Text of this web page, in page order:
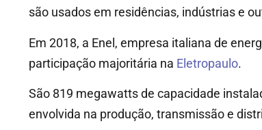
são usados em residências, indústrias e
Em 2018, a Enel, empresa italiana de
participação majoritária na Eletropaulo.
São 819 megawatts de capacidade
envolvida na produção, transmissão e